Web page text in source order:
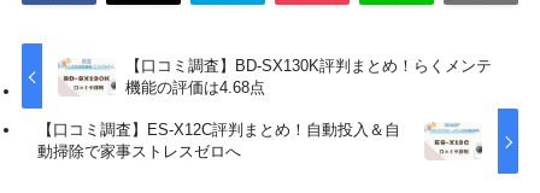
【口コミ調査】BD-SX130K評判まとめ！らくメンテ
機能の評価は4.68点
【口コミ調査】ES-X12C評判まとめ！自動投入＆自
動掃除で家事ストレスゼロへ